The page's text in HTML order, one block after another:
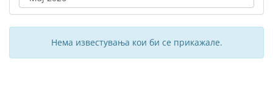
Нема известувања кои би се прикажале.